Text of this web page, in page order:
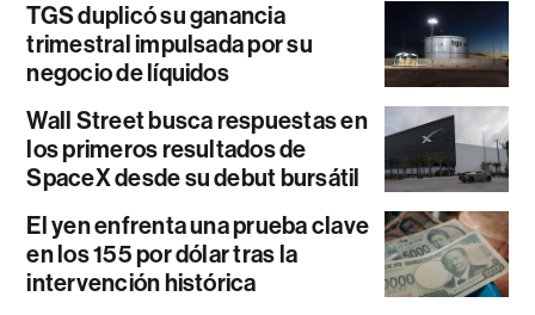
TGS duplicó su ganancia
trimestral impulsada por su
negocio de líquidos
Wall Street busca respuestas en
los primeros resultados de
SpaceX desde su debut bursátil
El yen enfrenta una prueba clave
en los 155 por dólar tras la
intervención histórica